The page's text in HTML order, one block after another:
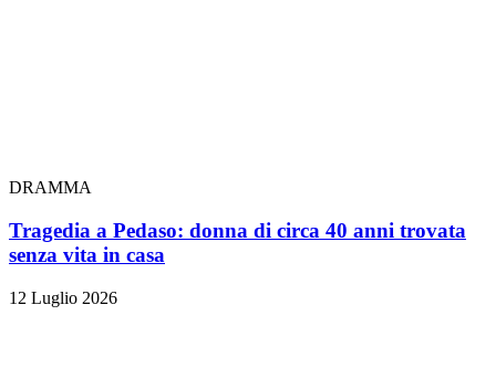
DRAMMA
Tragedia a Pedaso: donna di circa 40 anni trovata
senza vita in casa
12 Luglio 2026